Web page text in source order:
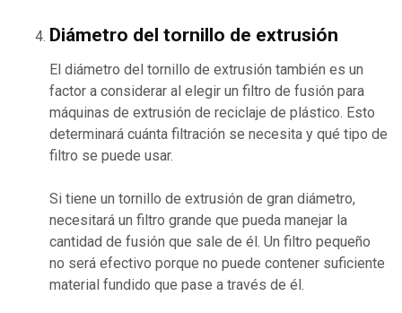
Diámetro del tornillo de extrusión
El diámetro del tornillo de extrusión también es un
factor a considerar al elegir un filtro de fusión para
máquinas de extrusión de reciclaje de plástico. Esto
determinará cuánta filtración se necesita y qué tipo de
filtro se puede usar.
Si tiene un tornillo de extrusión de gran diámetro,
necesitará un filtro grande que pueda manejar la
cantidad de fusión que sale de él. Un filtro pequeño
no será efectivo porque no puede contener suficiente
material fundido que pase a través de él.